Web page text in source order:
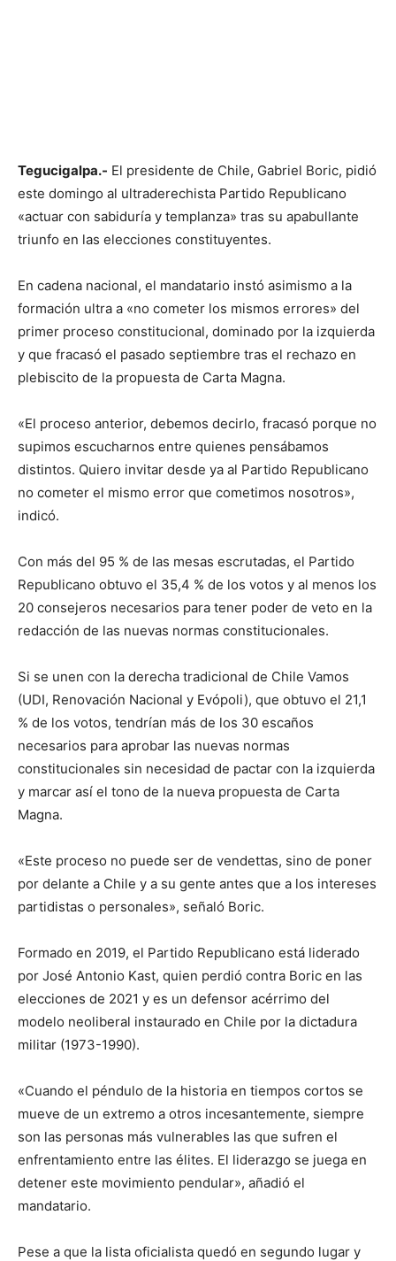
Tegucigalpa.- El presidente de Chile, Gabriel Boric, pidió
este domingo al ultraderechista Partido Republicano
«actuar con sabiduría y templanza» tras su apabullante
triunfo en las elecciones constituyentes.
En cadena nacional, el mandatario instó asimismo a la
formación ultra a «no cometer los mismos errores» del
primer proceso constitucional, dominado por la izquierda
y que fracasó el pasado septiembre tras el rechazo en
plebiscito de la propuesta de Carta Magna.
«El proceso anterior, debemos decirlo, fracasó porque no
supimos escucharnos entre quienes pensábamos
distintos. Quiero invitar desde ya al Partido Republicano
no cometer el mismo error que cometimos nosotros»,
indicó.
Con más del 95 % de las mesas escrutadas, el Partido
Republicano obtuvo el 35,4 % de los votos y al menos los
20 consejeros necesarios para tener poder de veto en la
redacción de las nuevas normas constitucionales.
Si se unen con la derecha tradicional de Chile Vamos
(UDI, Renovación Nacional y Evópoli), que obtuvo el 21,1
% de los votos, tendrían más de los 30 escaños
necesarios para aprobar las nuevas normas
constitucionales sin necesidad de pactar con la izquierda
y marcar así el tono de la nueva propuesta de Carta
Magna.
«Este proceso no puede ser de vendettas, sino de poner
por delante a Chile y a su gente antes que a los intereses
partidistas o personales», señaló Boric.
Formado en 2019, el Partido Republicano está liderado
por José Antonio Kast, quien perdió contra Boric en las
elecciones de 2021 y es un defensor acérrimo del
modelo neoliberal instaurado en Chile por la dictadura
militar (1973-1990).
«Cuando el péndulo de la historia en tiempos cortos se
mueve de un extremo a otros incesantemente, siempre
son las personas más vulnerables las que sufren el
enfrentamiento entre las élites. El liderazgo se juega en
detener este movimiento pendular», añadió el
mandatario.
Pese a que la lista oficialista quedó en segundo lugar y